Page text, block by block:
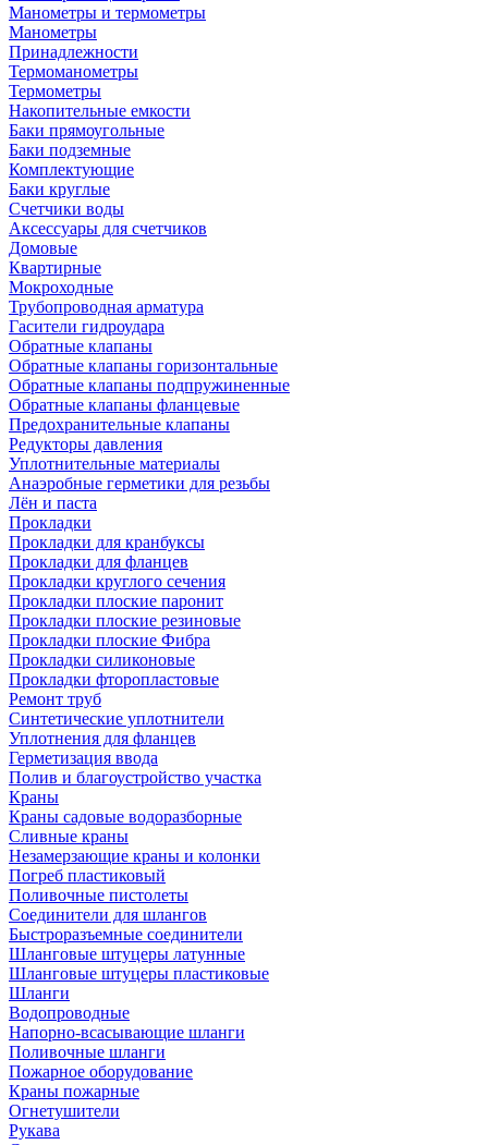
Манометры и термометры
Манометры
Принадлежности
Термоманометры
Термометры
Накопительные емкости
Баки прямоугольные
Баки подземные
Комплектующие
Баки круглые
Счетчики воды
Аксессуары для счетчиков
Домовые
Квартирные
Мокроходные
Трубопроводная арматура
Гасители гидроудара
Обратные клапаны
Обратные клапаны горизонтальные
Обратные клапаны подпружиненные
Обратные клапаны фланцевые
Предохранительные клапаны
Редукторы давления
Уплотнительные материалы
Анаэробные герметики для резьбы
Лён и паста
Прокладки
Прокладки для кранбуксы
Прокладки для фланцев
Прокладки круглого сечения
Прокладки плоские паронит
Прокладки плоские резиновые
Прокладки плоские Фибра
Прокладки силиконовые
Прокладки фторопластовые
Ремонт труб
Синтетические уплотнители
Уплотнения для фланцев
Герметизация ввода
Полив и благоустройство участка
Краны
Краны садовые водоразборные
Сливные краны
Незамерзающие краны и колонки
Погреб пластиковый
Поливочные пистолеты
Соединители для шлангов
Быстроразъемные соединители
Шланговые штуцеры латунные
Шланговые штуцеры пластиковые
Шланги
Водопроводные
Напорно-всасывающие шланги
Поливочные шланги
Пожарное оборудование
Краны пожарные
Огнетушители
Рукава